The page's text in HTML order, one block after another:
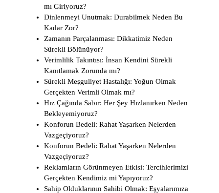
mı Giriyoruz?
Dinlenmeyi Unutmak: Durabilmek Neden Bu
Kadar Zor?
Zamanın Parçalanması: Dikkatimiz Neden
Sürekli Bölünüyor?
Verimlilik Takıntısı: İnsan Kendini Sürekli
Kanıtlamak Zorunda mı?
Sürekli Meşguliyet Hastalığı: Yoğun Olmak
Gerçekten Verimli Olmak mı?
Hız Çağında Sabır: Her Şey Hızlanırken Neden
Bekleyemiyoruz?
Konforun Bedeli: Rahat Yaşarken Nelerden
Vazgeçiyoruz?
Konforun Bedeli: Rahat Yaşarken Nelerden
Vazgeçiyoruz?
Reklamların Görünmeyen Etkisi: Tercihlerimizi
Gerçekten Kendimiz mi Yapıyoruz?
Sahip Olduklarının Sahibi Olmak: Eşyalarımıza